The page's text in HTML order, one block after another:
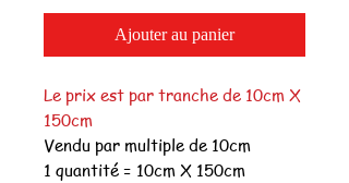
Ajouter au panier
Le prix est par tranche de 10cm X
150cm
Vendu par multiple de 10cm
1 quantité = 10cm X 150cm